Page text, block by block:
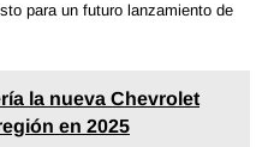
para un futuro lanzamiento de
la nueva Chevrolet
en 2025